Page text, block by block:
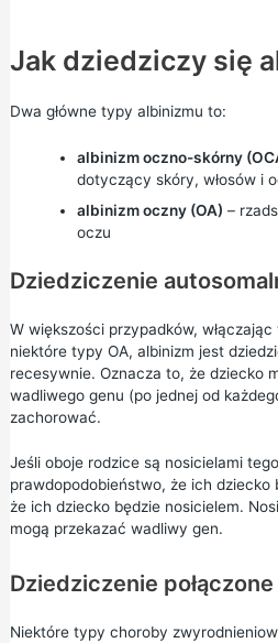
Jak dziedziczy się
Dwa główne typy albinizmu to:
albinizm oczno-skórny
dotyczący skóry, włosów i
albinizm oczny (OA) –
oczu
Dziedziczenie
W większości przypadków,
niektóre typy OA, albinizm jest
recesywnie. Oznacza to, że dziecko
wadliwego genu (po jednej od
zachorować.
Jeśli oboje rodzice są nosicielami
prawdopodobieństwo, że ich dziecko
że ich dziecko będzie nosicielem.
mogą przekazać wadliwy gen.
Dziedziczenie połączone
Niektóre typy choroby